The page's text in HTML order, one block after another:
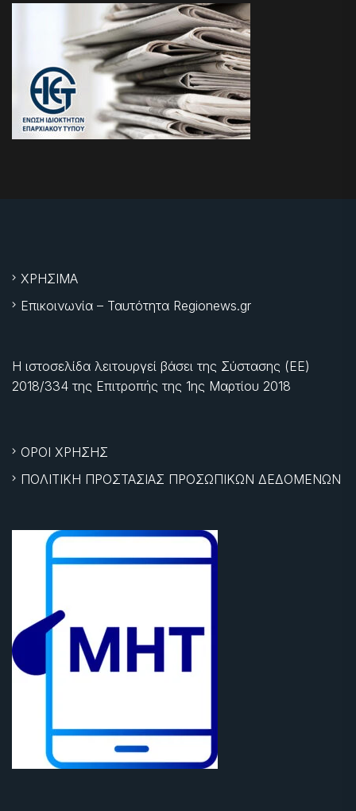
ΧΡΗΣΙΜΑ
Επικοινωνία – Ταυτότητα Regionews.gr
Η ιστοσελίδα λειτουργεί βάσει της Σύστασης (ΕΕ)
2018/334 της Επιτροπής της 1ης Μαρτίου 2018
ΟΡΟΙ ΧΡΗΣΗΣ
ΠΟΛΙΤΙΚΗ ΠΡΟΣΤΑΣΙΑΣ ΠΡΟΣΩΠΙΚΩΝ ΔΕΔΟΜΕΝΩΝ